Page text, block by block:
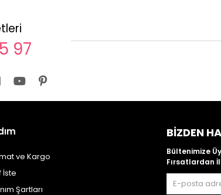
97
ve Kargo
İste
Şartları
BIZDEN
Bültenimize
Fırsatlardan